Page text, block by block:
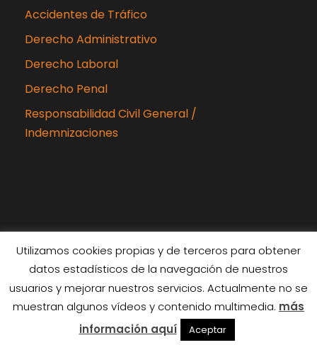
Accidentes de Tráfico
Derecho Administrativo
Derecho Laboral
Derecho Penal
Responsabilidad Civil General /
Indemnizaciones
Copyright 2024 Rubiabogados, Todos los
derechos reservados
Diseñado por
Interiberica
Utilizamos cookies propias y de terceros para obtener
datos estadísticos de la navegación de nuestros
usuarios y mejorar nuestros servicios. Actualmente no se
muestran algunos vídeos y contenido multimedia. más
información aquí
Aceptar